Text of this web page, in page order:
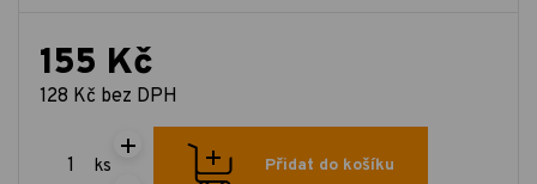
155 Kč
128 Kč bez DPH
ks Přidat do košíku